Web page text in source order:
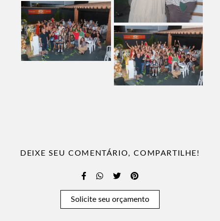
DEIXE SEU COMENTÁRIO, COMPARTILHE!
Solicite seu orçamento